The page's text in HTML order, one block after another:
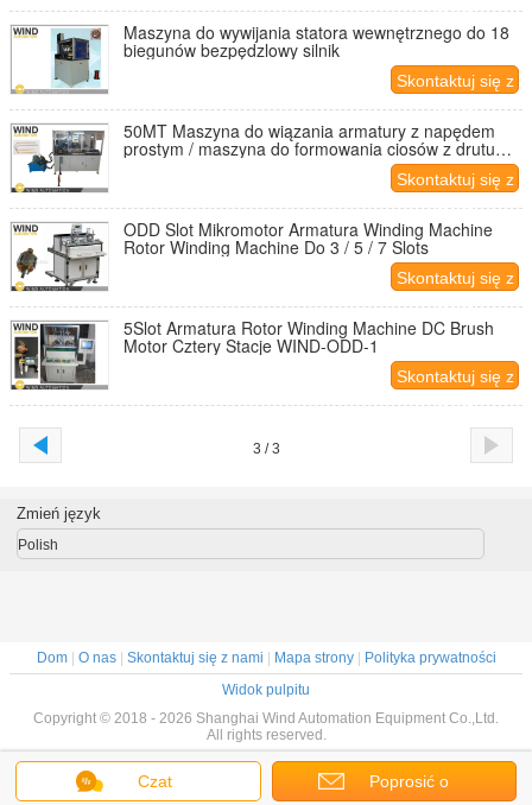
nami
Maszyna do wywijania statora wewnętrznego do 18
biegunów bezpędzlowy silnik
Skontaktuj się z
nami
50MT Maszyna do wiązania armatury z napędem
prostym / maszyna do formowania ciosów z drutu
Skontaktuj się z
nami
ODD Slot Mikromotor Armatura Winding Machine
Rotor Winding Machine Do 3 / 5 / 7 Slots
Skontaktuj się z
nami
5Slot Armatura Rotor Winding Machine DC Brush
Motor Cztery Stacje WIND-ODD-1
Skontaktuj się z
nami
3 / 3
Czat Poprosić o
Zmień język
Polish
Dom| O nas| Skontaktuj się z nami Mapa strony|
Polityka prywatności
Widok pulpitu
Copyright © 2018 - 2026 Shanghai Wind Automation Equipment Co.,Ltd.
All rights reserved.